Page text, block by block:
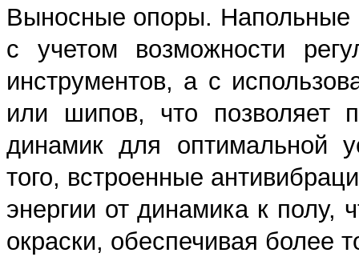
Выносные опоры. Напольные
с учетом возможности
инструментов, а с
или шипов, что позволяет
динамик для оптимальной
того, встроенные
энергии от динамика к полу,
окраски, обеспечивая более